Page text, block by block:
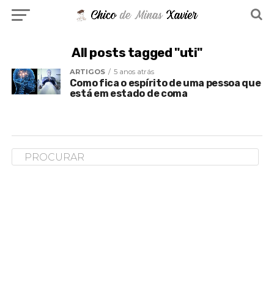
All posts tagged "uti"
ARTIGOS 5 anos atrás
Como fica o espírito de uma pessoa que
está em estado de coma